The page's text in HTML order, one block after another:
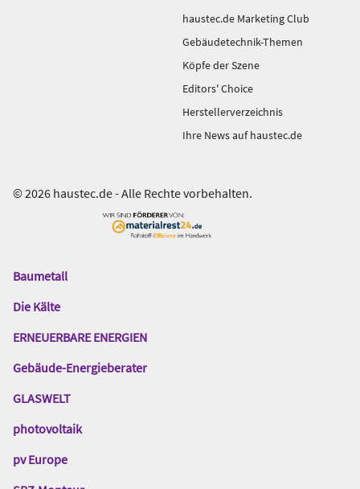
haustec.de Marketing Club
Gebäudetechnik-Themen
Köpfe der Szene
Editors' Choice
Herstellerverzeichnis
Ihre News auf haustec.de
© 2026 haustec.de - Alle Rechte vorbehalten.
Das
Gentner
Baumetall
Die Kälte
ERNEUERBARE ENERGIEN
Gebäude-Energieberater
GLASWELT
photovoltaik
pv Europe